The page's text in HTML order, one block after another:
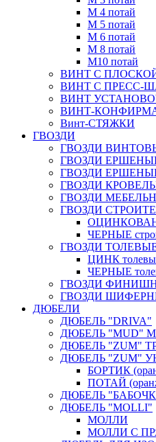
М 4 потай
М 5 потай
М 6 потай
М 8 потай
М10 потай
ВИНТ С
ВИНТ С ПРЕСС-
ВИНТ
ВИНТ-
Винт-СТЯЖКИ
ГВОЗДИ
ГВОЗДИ
ГВОЗДИ
ГВОЗДИ
ГВОЗДИ
ГВОЗДИ
ГВОЗДИ
ЧЕРНЫЕ
ГВОЗДИ ТОЛЕВЫЕ
ЦИНК
ЧЕРНЫЕ
ГВОЗДИ
ГВОЗДИ
ДЮБЕЛИ
ДЮБЕЛЬ "DRIVA"
ДЮБЕЛЬ "MUD"
ДЮБЕЛЬ "ZUM"
ДЮБЕЛЬ "ZUM"
БОРТИК
ПОТАЙ
ДЮБЕЛЬ
ДЮБЕЛЬ "МOLLI"
МОЛЛИ
МОЛЛИ С